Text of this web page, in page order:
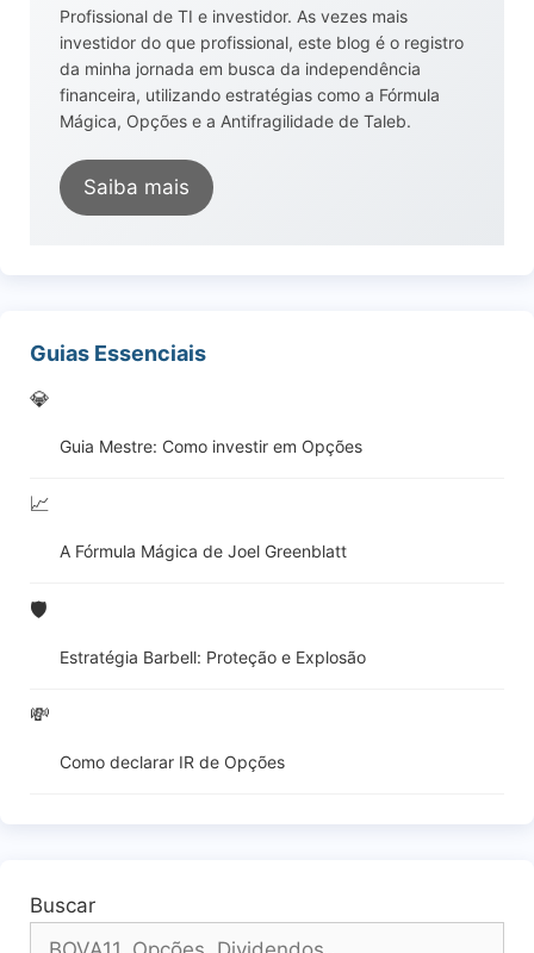
Profissional de TI e investidor. As vezes mais
investidor do que profissional, este blog é o registro
da minha jornada em busca da independência
financeira, utilizando estratégias como a Fórmula
Mágica, Opções e a Antifragilidade de Taleb.
Saiba mais
Guias Essenciais
💎
Guia Mestre: Como investir em Opções
📈
A Fórmula Mágica de Joel Greenblatt
🛡️
Estratégia Barbell: Proteção e Explosão
💸
Como declarar IR de Opções
Buscar